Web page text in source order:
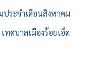
ระจำเดือนสิงหาคม
ศบาลเมืองร้อยเอ็ด